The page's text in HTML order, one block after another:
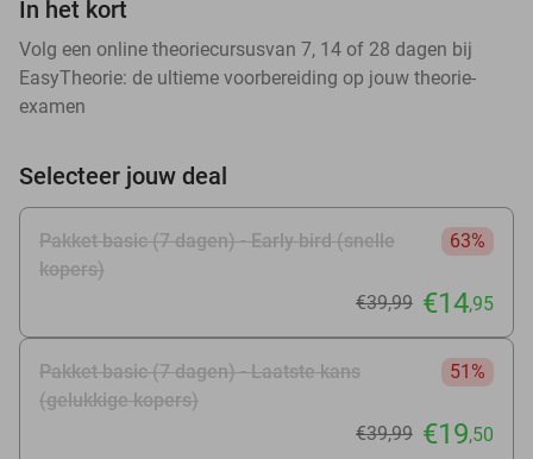
In het kort
Volg een online theoriecursusvan 7, 14 of 28 dagen bij
EasyTheorie: de ultieme voorbereiding op jouw theorie-
examen
Selecteer jouw deal
Pakket basic (7 dagen) - Early bird (snelle
kopers)
63%
€39,99 €14,95
Pakket basic (7 dagen) - Laatste kans
(gelukkige kopers)
51%
€39,99 €19,50